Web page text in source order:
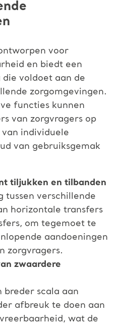
voor
en biedt een
die voldoet aan de
zorgomgevingen.
functies kunnen
van zorgvragers op
van individuele
van gebruiksgemak
tiljukken en tilbanden
tussen verschillende
horizontale transfers
om tegemoet te
aandoeningen
zorgvragers.​
zwaardere
breder scala aan
afbreuk te doen aan
wat de